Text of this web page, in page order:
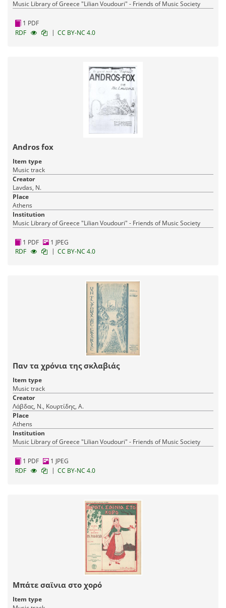
Music Library of Greece "Lilian Voudouri" - Friends of Music Society
1 PDF
RDF
| CC BY-NC 4.0
Andros fox
Item type
Music track
Creator
Lavdas, N.
Place
Athens
Institution
Music Library of Greece "Lilian Voudouri" - Friends of Music Society
1 PDF
1 JPEG
RDF
| CC BY-NC 4.0
Παν τα χρόνια της σκλαβιάς
Item type
Music track
Creator
Λάβδας, Ν., Κουρτίδης, Α.
Place
Athens
Institution
Music Library of Greece "Lilian Voudouri" - Friends of Music Society
1 PDF
1 JPEG
RDF
| CC BY-NC 4.0
Μπάτε σαϊνια στο χορό
Item type